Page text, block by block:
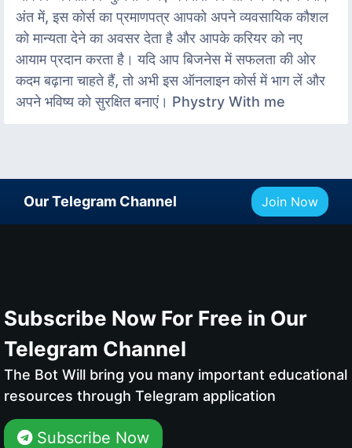
अंत में, इस कोर्स का प्रमाणपत्र आपको अपने व्यवसायिक कौशल
को मान्यता देने का अवसर देता है और आपके करियर को नए
आयाम प्रदान करता है। यदि आप बिजनेस में सफलता की ओर
कदम बढ़ाना चाहते हैं, तो अभी इस ऑनलाइन कोर्स में भाग लें और
अपने भविष्य को सुरक्षित बनाएं। Phystry With me
Our Telegram Channel Join Now
Subscribe Now For Free in Our
Telegram Channel
The Bot Will bring you many important educational
resources through Telegram application
Subscribe Now